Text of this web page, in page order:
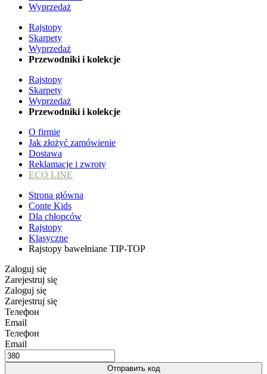
Wyprzedaż
Rajstopy
Skarpety
Wyprzedaż
Przewodniki i kolekcje
Rajstopy
Skarpety
Wyprzedaż
Przewodniki i kolekcje
O firmie
Jak złożyć zamówienie
Dostawa
Reklamacje i zwroty
ECO LINE
Strona główna
Conte Kids
Dla chłopców
Rajstopy
Klasyczne
Rajstopy bawełniane TIP-TOP
Zaloguj się
Zarejestruj się
Zaloguj się
Zarejestruj się
Телефон
Email
Телефон
Email
Отправить код